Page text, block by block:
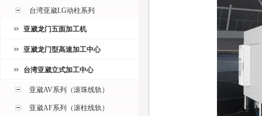
台湾亚崴LG动柱系列
亚崴龙门五面加工机
亚崴龙门型高速加工中心
台湾亚崴立式加工中心
亚崴AV系列（滚珠线轨）
亚崴AF系列（滚柱线轨）